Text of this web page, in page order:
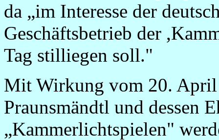
da „im Interesse der
Geschäftsbetrieb der
Tag stilliegen soll."
Mit Wirkung vom 20.
Praunsmändtl und dessen
„Kammerlichtspielen"